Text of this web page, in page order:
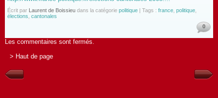
Écrit par Laurent de Boissieu dans la catégorie politique | Tags : france politique
élections cantonales
0
Les commentaires sont fermés.
> Haut de page